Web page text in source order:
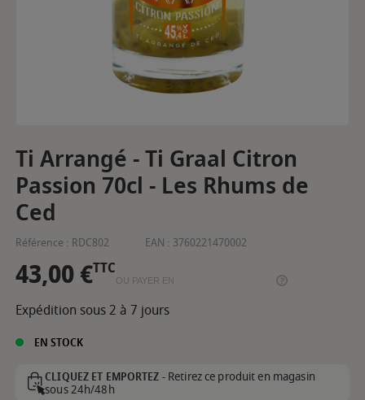
Ti Arrangé - Ti Graal Citron
Passion 70cl - Les Rhums de
Ced
Référence : RDC802 EAN : 3760221470002
43,00 €TTC
OU PAYER EN
Expédition sous 2 à 7 jours
EN STOCK
CLIQUEZ ET EMPORTEZ -Retirez ce produit en magasin
sous 24h/48h